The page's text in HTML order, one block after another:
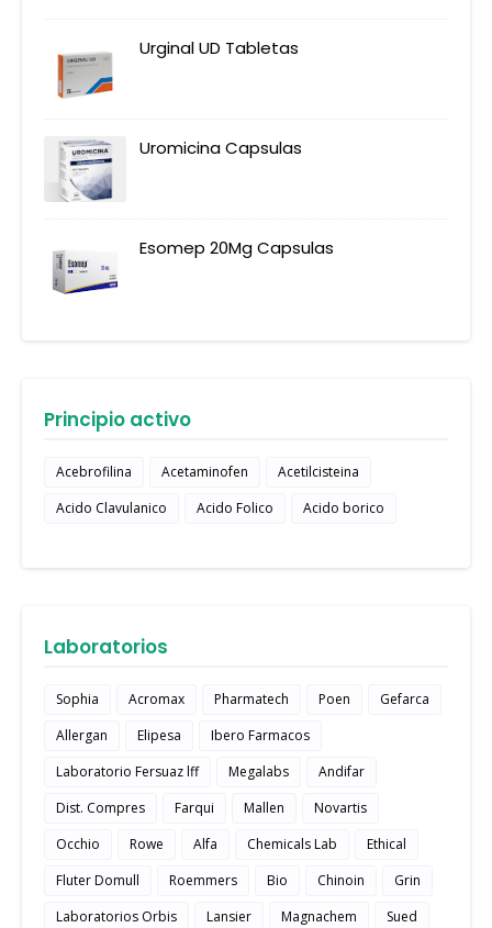
Urginal UD Tabletas
Uromicina Capsulas
Esomep 20Mg Capsulas
Principio activo
Acebrofilina Acetaminofen
Acetilcisteina
Acido Clavulanico
Acido Folico Acido borico
Laboratorios
Sophia Acromax Pharmatech Poen
Gefarca
Allergan
Elipesa
Ibero Farmacos
Laboratorio Fersuaz lff
Megalabs
Andifar
Dist. Compres
Farqui Mallen
Novartis
Occhio
Rowe Alfa Chemicals Lab
Ethical
Fluter Domull
Roemmers Bio Chinoin
Grin
Laboratorios Orbis
Lansier Magnachem Sued